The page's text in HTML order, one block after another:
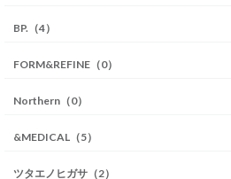
BP.（4）
FORM&REFINE（0）
Northern（0）
&MEDICAL（5）
ツタエノヒガサ（2）